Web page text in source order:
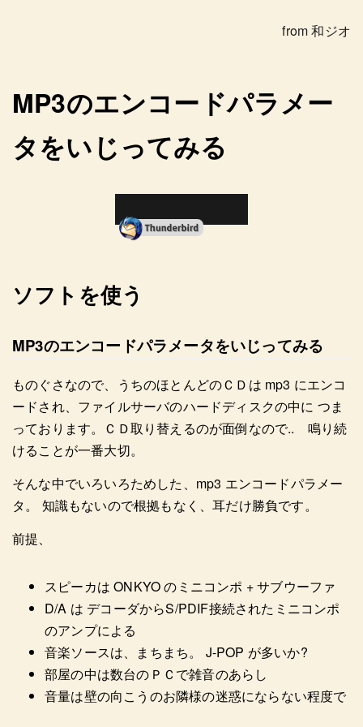
from 和ジオ
MP3のエンコードパラメー
タをいじってみる
ソフトを使う
MP3のエンコードパラメータをいじってみる
ものぐさなので、うちのほとんどのＣＤは mp3 にエンコ
ードされ、ファイルサーバのハードディスクの中に つま
っております。ＣＤ取り替えるのが面倒なので.. 鳴り続
けることが一番大切。
そんな中でいろいろためした、mp3 エンコードパラメー
タ。 知識もないので根拠もなく、耳だけ勝負です。
前提、
スピーカは ONKYO のミニコンポ + サブウーファ
D/A は デコーダからS/PDIF接続されたミニコンポ
のアンプによる
音楽ソースは、まちまち。 J-POP が多いか?
部屋の中は数台のＰＣで雑音のあらし
音量は壁の向こうのお隣様の迷惑にならない程度で